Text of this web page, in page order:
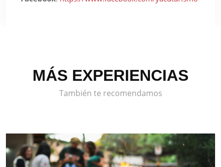
MÁS EXPERIENCIAS
También te recomendamos